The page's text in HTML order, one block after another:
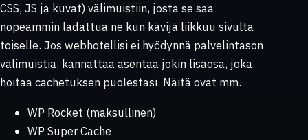
CSS, JS ja kuvat) välimuistiin, josta se saa
nopeammin ladattua ne kun kävijä liikkuu sivulta
toiselle. Jos webhotellisi ei hyödynnä palvelintason
välimuistia, kannattaa asentaa jokin lisäosa, joka
hoitaa cachetuksen puolestasi. Näitä ovat mm.
WP Rocket (maksullinen)
WP Super Cache